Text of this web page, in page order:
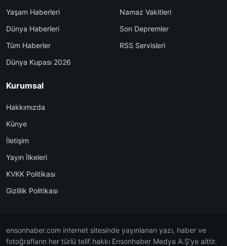
Yaşam Haberleri
Dünya Haberleri
Tüm Haberler
Dünya Kupası 2026
Namaz Vakitleri
Son Depremler
RSS Servisleri
Kurumsal
Hakkımızda
Künye
İletişim
Yayın İlkeleri
KVKK Politikası
Gizlilik Politikası
ensonhaber.com internet sitesinde yayınlanan yazı, haber ve
fotoğrafların her türlü telif hakkı Ensonhaber Medya A.Ş'ye aittir.